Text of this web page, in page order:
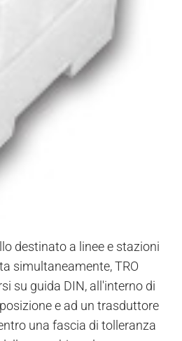
destinato a linee e stazioni
simultaneamente, TRO
su guida DIN, all'interno di
e ad un trasduttore
una fascia di tolleranza